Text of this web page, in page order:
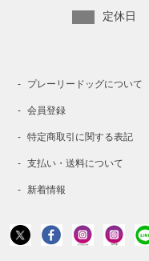
定休日
プレーリードッグについて
会員登録
特定商取引に関する表記
支払い・送料について
新着情報